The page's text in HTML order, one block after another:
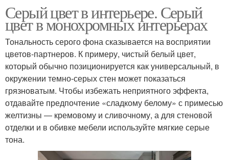
Серый цвет в интерьере. Серый
цвет в монохромных интерьерах
Тональность серого фона сказывается на восприятии
цветов-партнеров. К примеру, чистый белый цвет,
который обычно позиционируется как универсальный, в
окружении темно-серых стен может показаться
грязноватым. Чтобы избежать неприятного эффекта,
отдавайте предпочтение «сладкому белому» с примесью
желтизны ― кремовому и сливочному, а для стеновой
отделки и в обивке мебели используйте мягкие серые
тона.